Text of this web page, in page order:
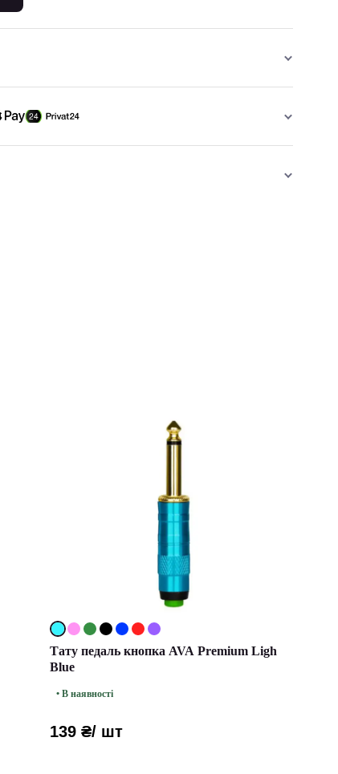
Тату педаль кнопка AVA Premium Ligh
Blue
• В наявності
139 ₴/ шт